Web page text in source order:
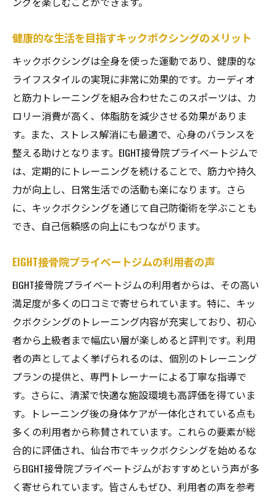
健康的な生活を目指すキックボクシングのメリット
キックボクシングは全身を使った運動であり、健康的な
ライフスタイルの実現に非常に効果的です。カーディオ
と筋力トレーニングを組み合わせたこのスポーツは、カ
ロリー消費が高く、体脂肪を減少させる効果がありま
す。また、ストレス解消にも最適で、心身のバランスを
整える助けとなります。EIGHT接骨院プライベートジムで
は、定期的にトレーニングを続けることで、筋力や持久
力が向上し、日常生活での活動も楽になります。さら
に、キックボクシングを通じて自己防衛術を学ぶことも
でき、自己信頼感の向上にもつながります。
EIGHT接骨院プライベートジムの利用者の声
EIGHT接骨院プライベートジムの利用者からは、その高い
満足度が多くの口コミで寄せられています。特に、キッ
クボクシングのトレーニング内容が充実しており、初心
者から上級者まで幅広い層が楽しめると評判です。利用
者の声としてよく挙げられるのは、個別のトレーニング
プランの提供と、専門トレーナーによる丁寧な指導で
す。さらに、清潔で快適な施設環境も高評価を得ていま
す。トレーニング後の身体ケアが一体化されている点も
多くの利用者から称賛されています。これらの要素が総
合的に評価され、仙台市でキックボクシングを始めるな
らEIGHT接骨院プライベートジムがおすすめという声が多
く寄せられています。皆さんもぜひ、利用者の声を参考